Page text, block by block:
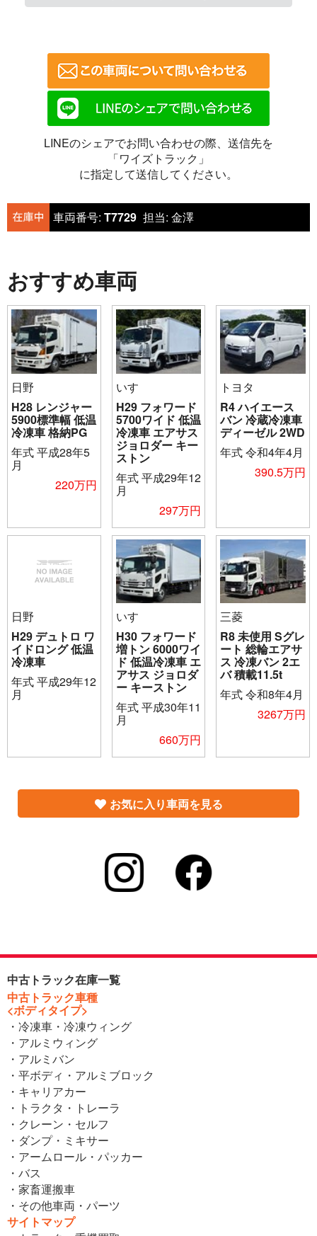
LINEのシェアでお問い合わせの際、送信先を
「ワイズトラック」
に指定して送信してください。
車両番号: T7729 担当: 金澤
おすすめ車両
日野
H28 レンジャー
5900標準幅 低温
冷凍車 格納PG
年式平成28年5
月
220万円
いすゞ
H29 フォワード
5700ワイド 低温
冷凍車 エアサス
ジョロダー キー
ストン
年式平成29年12
月
297万円
トヨタ
R4 ハイエース
バン 冷蔵冷凍車
ディーゼル 2WD
年式令和4年4月
390.5万円
日野
H29 デュトロ ワ
イドロング 低温
冷凍車
年式平成29年12
月
いすゞ
H30 フォワード
増トン 6000ワイ
ド 低温冷凍車 エ
アサス ジョロダ
ー キーストン
年式平成30年11
月
660万円
三菱
R8 未使用 Sグレ
ート 総輪エアサ
ス 冷凍バン 2エ
バ 積載11.5t
年式令和8年4月
3267万円
お気に入り車両を見る
中古トラック在庫一覧
中古トラック車種
<ボディタイプ>
・冷凍車・冷凍ウィング
・アルミウィング
・アルミバン
・平ボディ・アルミブロック
・キャリアカー
・トラクタ・トレーラ
・クレーン・セルフ
・ダンプ・ミキサー
・アームロール・パッカー
・バス
・家畜運搬車
・その他車両・パーツ
サイトマップ